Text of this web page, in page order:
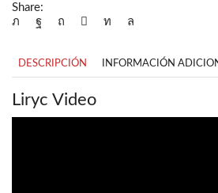
Share:
DESCRIPCIÓN INFORMACIÓN
Liryc Video